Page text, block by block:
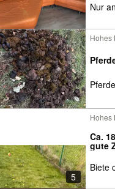
Nur
Hohes
5
Hohes
Ca.
gute
Biete